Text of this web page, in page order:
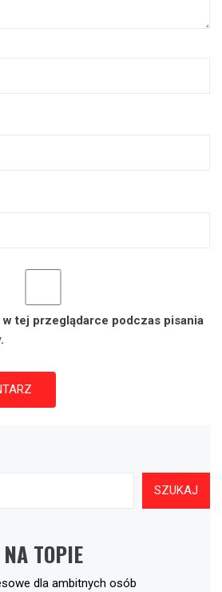
w tej przeglądarce podczas pisania
SZUKAJ
NA TOPIE
dla ambitnych osób